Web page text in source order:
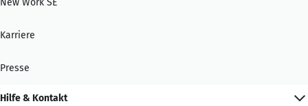
New Work SE
Karriere
Presse
Hilfe & Kontakt